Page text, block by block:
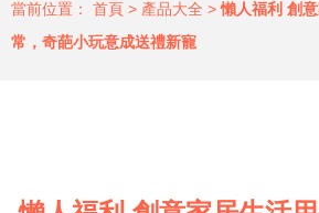
當前位置： 首頁 > 產品大全 > 懶人福利 創
常，奇葩小玩意成送禮新寵